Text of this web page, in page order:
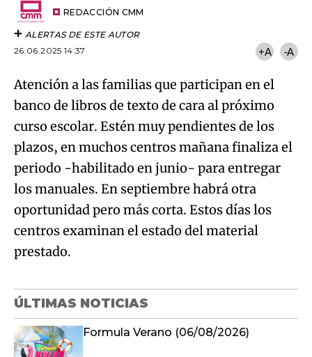
REDACCIÓN CMM
ALERTAS DE ESTE AUTOR
26.06.2025 14:37
+A -A
Atención a las familias que participan en el
banco de libros de texto de cara al próximo
curso escolar. Estén muy pendientes de los
plazos, en muchos centros mañana finaliza el
periodo -habilitado en junio- para entregar
los manuales. En septiembre habrá otra
oportunidad pero más corta. Estos días los
centros examinan el estado del material
prestado.
ÚLTIMAS NOTICIAS
Formula Verano (06/08/2026)